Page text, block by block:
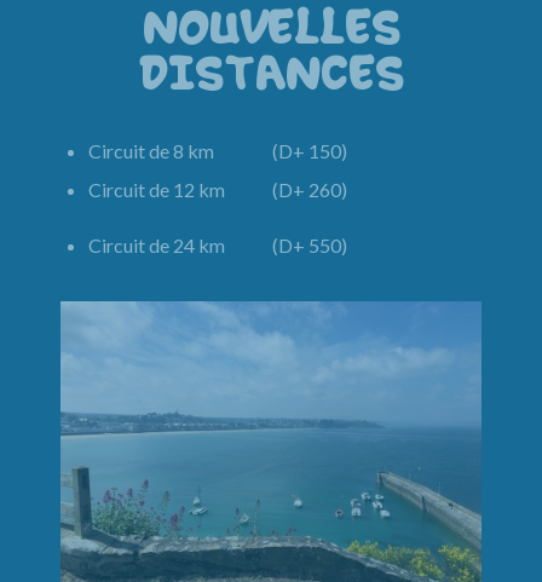
NOUVELLES
DISTANCES
Circuit de 8 km (D+ 150)
Circuit de 12 km (D+ 260)
Circuit de 24 km (D+ 550)